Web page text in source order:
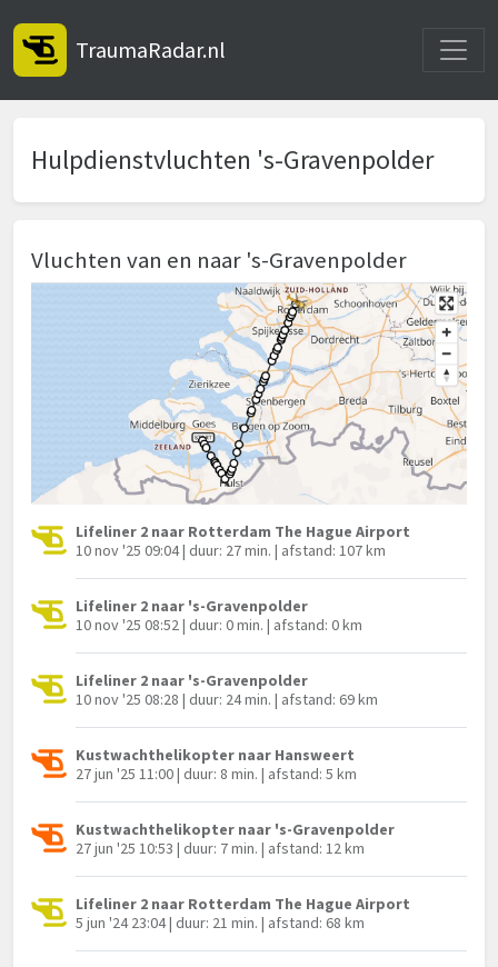
TraumaRadar.nl
Hulpdienstvluchten 's-Gravenpolder
Vluchten van en naar 's-Gravenpolder
Lifeliner 2 naar Rotterdam The Hague Airport
10 nov '25 09:04 | duur: 27 min. | afstand: 107 km
Lifeliner 2 naar 's-Gravenpolder
10 nov '25 08:52 | duur: 0 min. | afstand: 0 km
Lifeliner 2 naar 's-Gravenpolder
10 nov '25 08:28 | duur: 24 min. | afstand: 69 km
Kustwachthelikopter naar Hansweert
27 jun '25 11:00 | duur: 8 min. | afstand: 5 km
Kustwachthelikopter naar 's-Gravenpolder
27 jun '25 10:53 | duur: 7 min. | afstand: 12 km
Lifeliner 2 naar Rotterdam The Hague Airport
5 jun '24 23:04 | duur: 21 min. | afstand: 68 km